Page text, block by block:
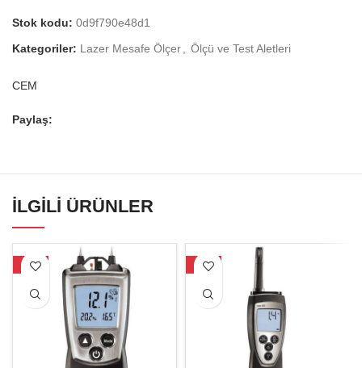
Stok kodu: 0d9f790e48d1
Kategoriler: Lazer Mesafe Ölçer Ölçü ve Test Aletleri
CEM
Paylaş:
İLGILI ÜRÜNLER
-26% -40%